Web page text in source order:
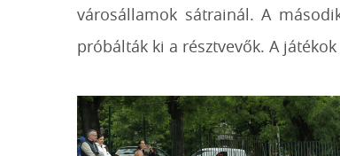
városállamok sátrainál. A
próbálták ki a résztvevők. A